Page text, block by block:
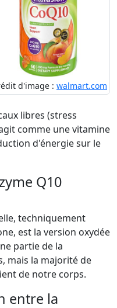
d'image : walmart.com
libres (stress
comme une vitamine
d'énergie sur le
Q10
techniquement
est la version oxydée
partie de la
mais la majorité de
de notre corps.
entre la